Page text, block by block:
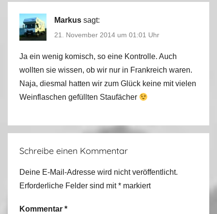
Markus sagt:
21. November 2014 um 01:01 Uhr
Ja ein wenig komisch, so eine Kontrolle. Auch
wollten sie wissen, ob wir nur in Frankreich waren.
Naja, diesmal hatten wir zum Glück keine mit vielen
Weinflaschen gefüllten Staufächer
Schreibe einen Kommentar
Deine E-Mail-Adresse wird nicht veröffentlicht.
Erforderliche Felder sind mit* markiert
Kommentar *